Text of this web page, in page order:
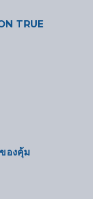
TRUE
องคุ้ม